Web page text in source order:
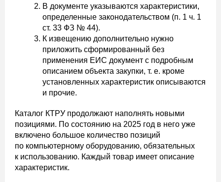
В документе указываются характеристики,
определенные законодательством (п. 1 ч. 1
ст. 33 ФЗ № 44).
К извещению дополнительно нужно
приложить сформированный без
применения ЕИС документ с подробным
описанием объекта закупки, т. е. кроме
установленных характеристик описываются
и прочие.
Каталог КТРУ продолжают наполнять новыми
позициями. По состоянию на 2025 год в него уже
включено большое количество позиций
по компьютерному оборудованию, обязательных
к использованию. Каждый товар имеет описание
характеристик.